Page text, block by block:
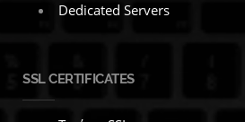
Dedicated Servers
SSL CERTIFICATES